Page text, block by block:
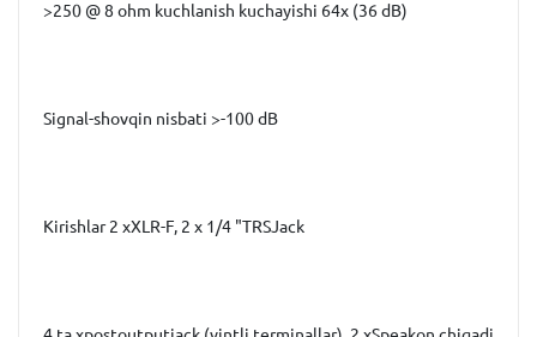
>250 @ 8 ohm kuchlanish kuchayishi 64x (36 dB)
Signal-shovqin nisbati >-100 dB
Kirishlar 2 xXLR-F, 2 x 1/4 "TRSJack